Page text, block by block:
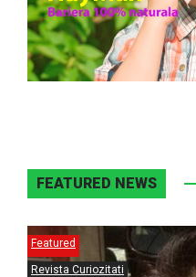
FEATURED NEWS
Featured
Revista Curiozitati